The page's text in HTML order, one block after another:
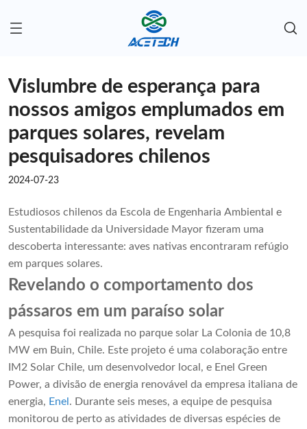
Vislumbre de esperança para
nossos amigos emplumados em
parques solares, revelam
pesquisadores chilenos
2024-07-23
Estudiosos chilenos da Escola de Engenharia Ambiental e
Sustentabilidade da Universidade Mayor fizeram uma
descoberta interessante: aves nativas encontraram refúgio
em parques solares.
Revelando o comportamento dos
pássaros em um paraíso solar
A pesquisa foi realizada no parque solar La Colonia de 10,8
MW em Buin, Chile. Este projeto é uma colaboração entre
IM2 Solar Chile, um desenvolvedor local, e Enel Green
Power, a divisão de energia renovável da empresa italiana de
energia, Enel . Durante seis meses, a equipe de pesquisa
monitorou de perto as atividades de diversas espécies de